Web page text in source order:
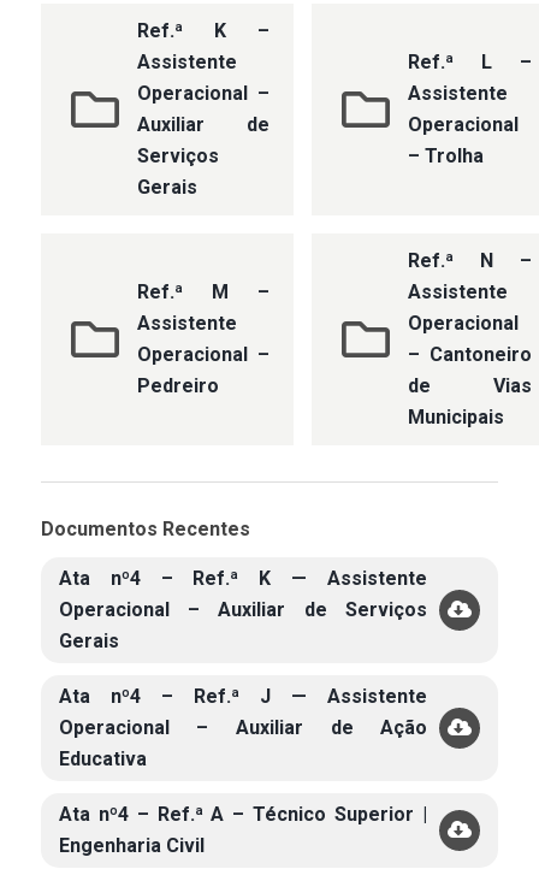
Ref.ª K –
Assistente
Operacional –
Auxiliar de
Serviços
Gerais
Ref.ª L –
Assistente
Operacional
– Trolha
Ref.ª M –
Assistente
Operacional –
Pedreiro
Ref.ª N –
Assistente
Operacional
– Cantoneiro
de Vias
Municipais
Documentos Recentes
Ata nº4 – Ref.ª K — Assistente
Operacional – Auxiliar de Serviços
Gerais
Ata nº4 – Ref.ª J — Assistente
Operacional – Auxiliar de Ação
Educativa
Ata nº4 – Ref.ª A – Técnico Superior |
Engenharia Civil